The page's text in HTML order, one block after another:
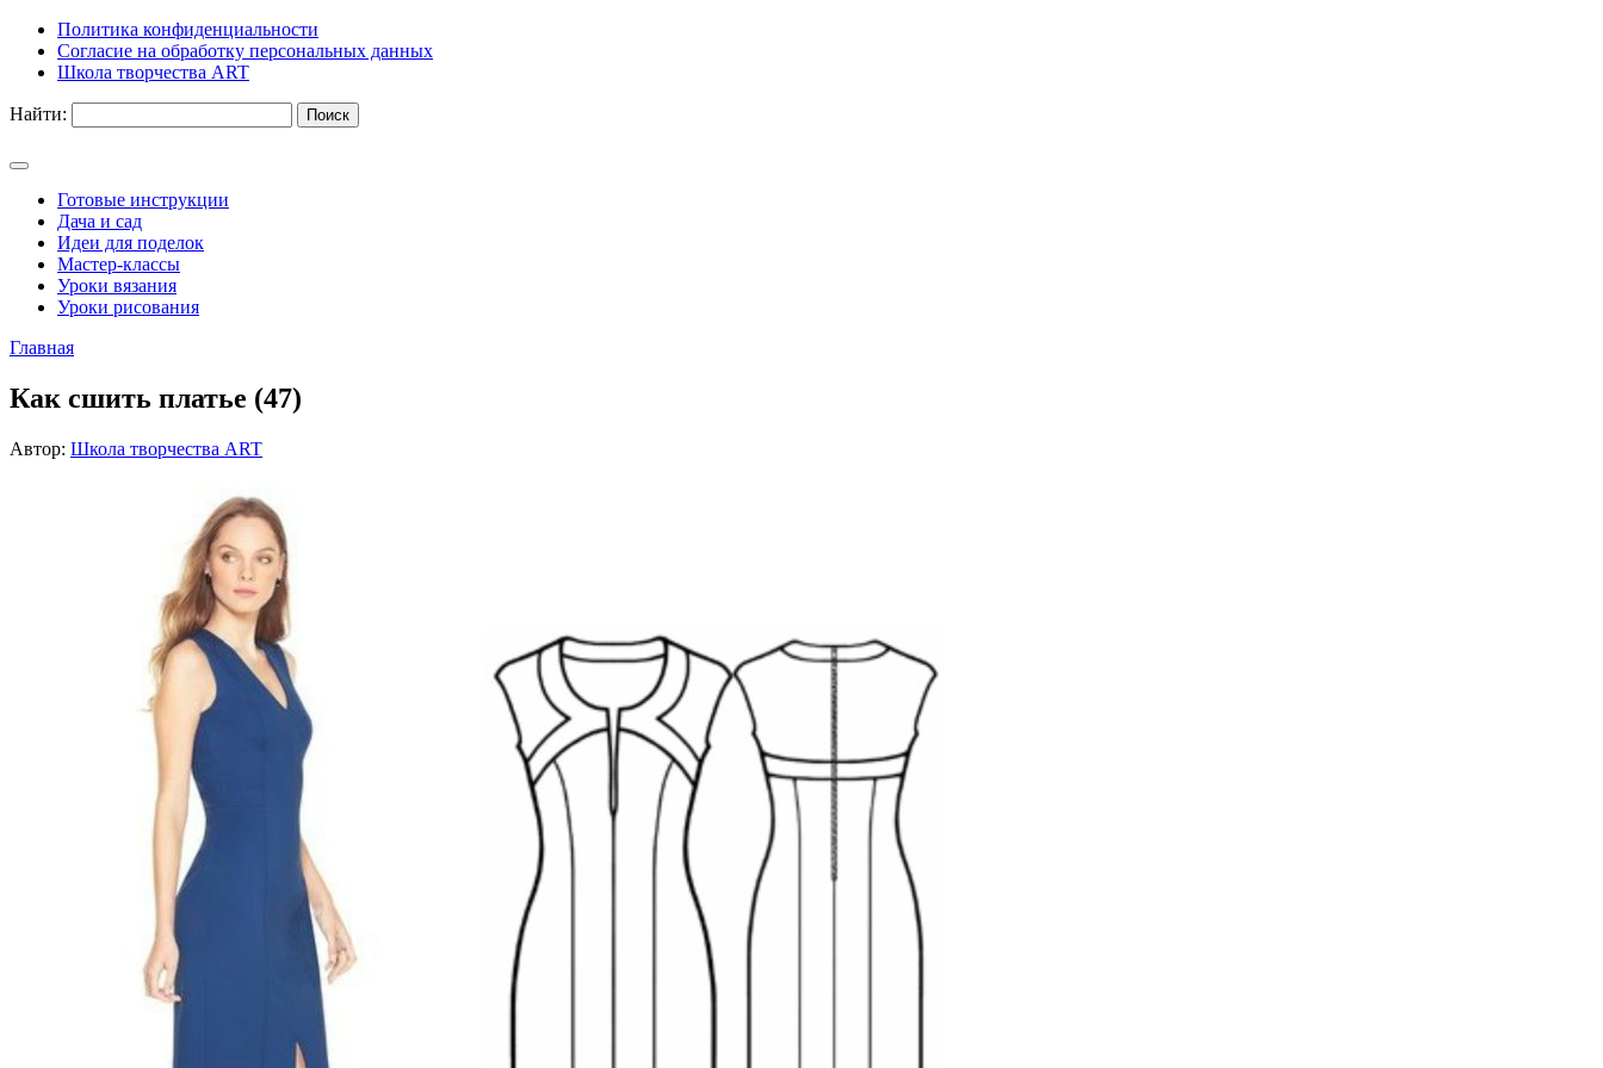
Политика конфиденциальности
Согласие на обработку персональных данных
Школа творчества ART
Найти:
Готовые инструкции
Дача и сад
Идеи для поделок
Мастер-классы
Уроки вязания
Уроки рисования
Главная
Как сшить платье (47)
Автор: Школа творчества ART